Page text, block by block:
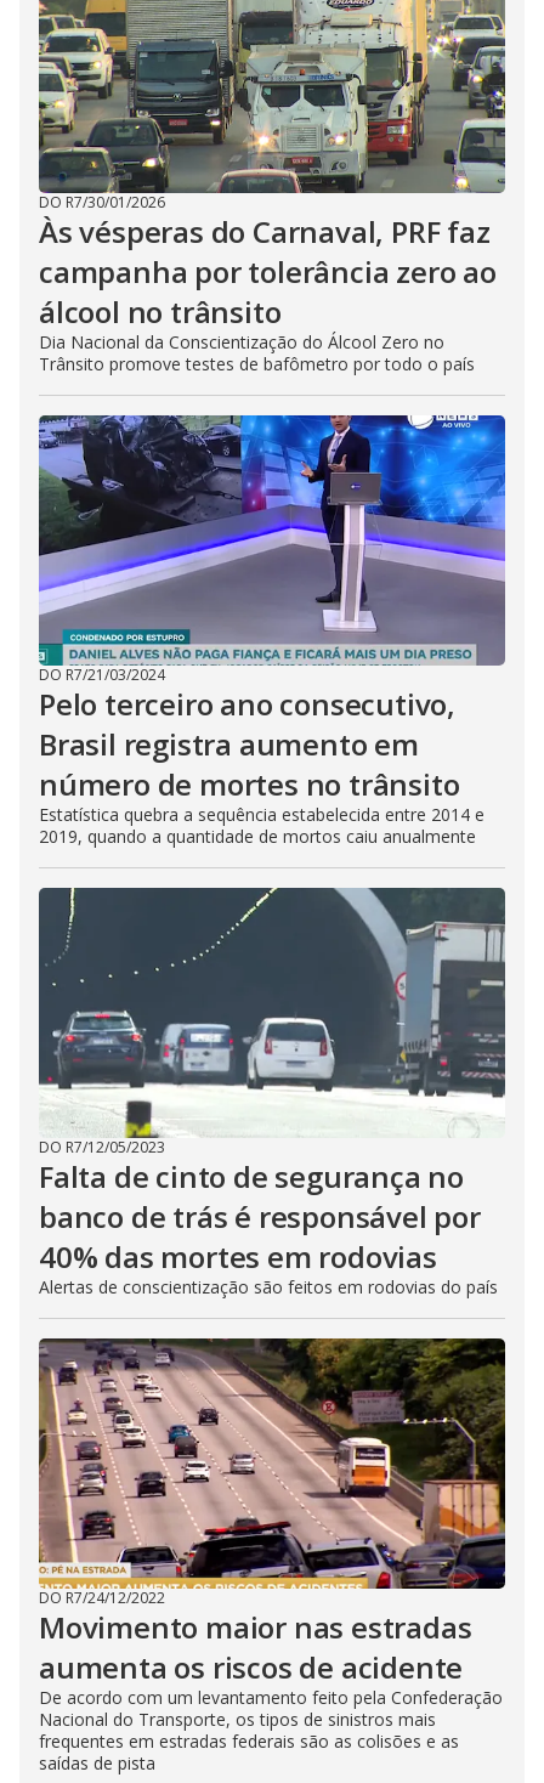
DO R7/30/01/2026
Às vésperas do Carnaval, PRF faz
campanha por tolerância zero ao
álcool no trânsito
Dia Nacional da Conscientização do Álcool Zero no
Trânsito promove testes de bafômetro por todo o país
DO R7/21/03/2024
Pelo terceiro ano consecutivo,
Brasil registra aumento em
número de mortes no trânsito
Estatística quebra a sequência estabelecida entre 2014 e
2019, quando a quantidade de mortos caiu anualmente
DO R7/12/05/2023
Falta de cinto de segurança no
banco de trás é responsável por
40% das mortes em rodovias
Alertas de conscientização são feitos em rodovias do país
DO R7/24/12/2022
Movimento maior nas estradas
aumenta os riscos de acidente
De acordo com um levantamento feito pela Confederação
Nacional do Transporte, os tipos de sinistros mais
frequentes em estradas federais são as colisões e as
saídas de pista